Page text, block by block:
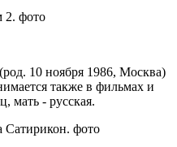
(род. 10 ноября 1986, Москва)
также в фильмах и
мать - русская.